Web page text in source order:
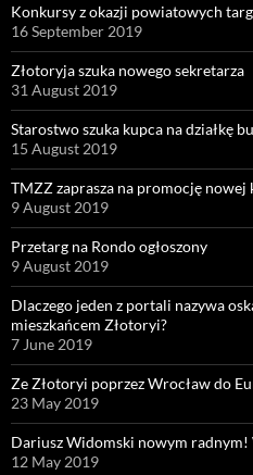
Konkursy z okazji powiatowych
16 September 2019
Złotoryja szuka nowego sekretarza
31 August 2019
Starostwo szuka kupca na działkę
15 August 2019
TMZZ zaprasza na promocję nowej
9 August 2019
Przetarg na Rondo ogłoszony
9 August 2019
Dlaczego jeden z portali nazywa
mieszkańcem Złotoryi?
7 June 2019
Ze Złotoryi poprzez Wrocław do
23 May 2019
Dariusz Widomski nowym
12 May 2019